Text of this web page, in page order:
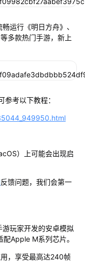
运行《明日方舟》、
多款热门手游，新上
考以下教程：
）上可能会出现启
反馈问题，我们会第一
玩家开发的安卓模拟
Apple M系列芯片。
，享受最高达240帧